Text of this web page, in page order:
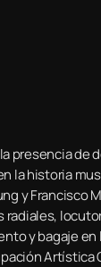
presencia de
la historia
y Francisco
radiales,
y bagaje
Artística